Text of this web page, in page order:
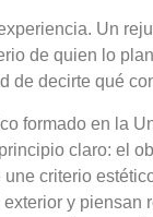
Un
de quien lo
de decirte qué
formado en la
claro: el
criterio
y